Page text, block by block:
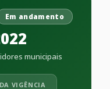
Em andamento
municipais
VIGÊNCIA